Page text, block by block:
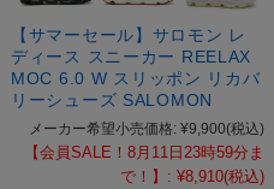
【サマーセール】サロモン レ
ディース スニーカー REELAX
MOC 6.0 W スリッポン リカバ
リーシューズ SALOMON
メーカー希望小売価格: ¥9,900(税込)
【会員SALE！8月11日23時59分ま
で！】: ¥8,910(税込)